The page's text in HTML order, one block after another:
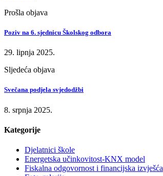
Prošla objava
Poziv na 6. sjednicu Školskog odbora
29. lipnja 2025.
Sljedeća objava
Svečana podjela svjedodžbi
8. srpnja 2025.
Kategorije
Djelatnici škole
Energetska učinkovitost-KNX model
Fiskalna odgovornost i financijska izvješća